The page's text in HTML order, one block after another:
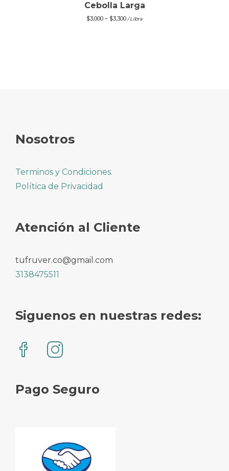
Cebolla Larga
$3,000 – $3,300/ Libra
Nosotros
Terminos y Condiciones.
Política de Privacidad
Atención al Cliente
tufruver.co@gmail.com
3138475511
Siguenos en nuestras redes:
Pago Seguro